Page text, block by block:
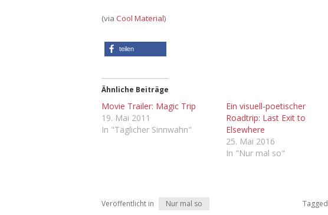
(via Cool Material)
teilen
Ähnliche Beiträge
Movie Trailer: Magic Trip
19. Mai 2011
In "Täglicher Sinnwahn"
Ein visuell-poetischer
Roadtrip: Last Exit to
Elsewhere
25. Mai 2016
In "Nur mal so"
Veröffentlicht in Nur mal so Tagged